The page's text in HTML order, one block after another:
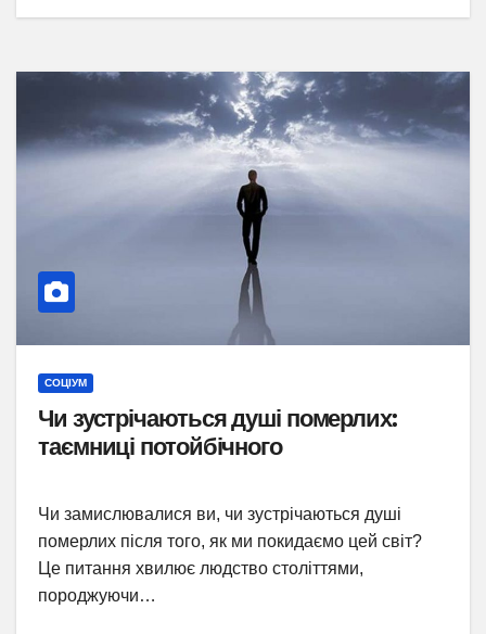
СОЦІУМ
Чи зустрічаються душі померлих:
таємниці потойбічного
Чи замислювалися ви, чи зустрічаються душі
померлих після того, як ми покидаємо цей світ?
Це питання хвилює людство століттями,
породжуючи…